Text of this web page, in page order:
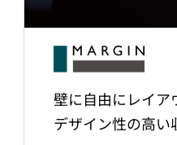
壁に自由にレイア
デザイン性の高い